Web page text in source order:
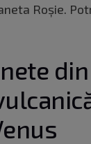
Roșie.